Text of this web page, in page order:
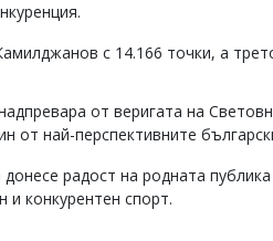
с 14.166 точки, а
от веригата на
от най-перспективните
радост на родната
и конкурентен спорт.